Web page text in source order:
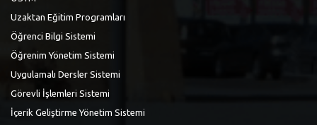
Uzaktan Eğitim Programları
Öğrenci Bilgi Sistemi
Öğrenim Yönetim Sistemi
Uygulamalı Dersler Sistemi
Görevli İşlemleri Sistemi
İçerik Geliştirme Yönetim Sistemi